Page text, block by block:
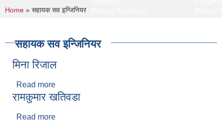
You are here
Home » सहायक सव इन्जिनियर
सहायक सव इन्जिनियर
मिना रिजाल
Read more
रामकुमार खतिवडा
Read more